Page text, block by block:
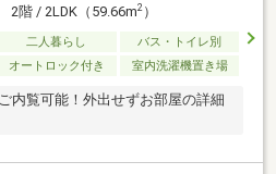
2階 / 2LDK（59.66m2）
二人暮らし
バス・トイレ別
オートロック付き 室内洗濯機置き場
内覧可能！外出せずお部屋の詳細